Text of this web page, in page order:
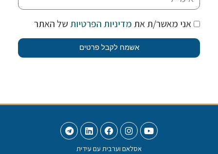
אני מאשר/ת את מדיניות הפרטיות של האתר
אשמח לקבל פרטים
אסלאם וערבית עם עידית